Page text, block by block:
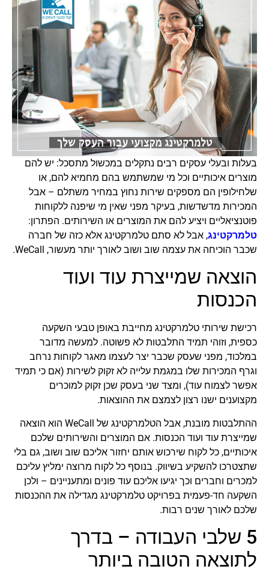
בעלות ובעלי עסקים רבים נתקלים במכשול מתסכל: יש להם
מוצרים איכותיים וכל מי שמשתמש בהם מחמיא להם, או
שלחילופין הם מספקים שירות נחוץ במחיר משתלם – אבל
המכירות מדשדשות, בעיקר מפני שאין מי שיפנה ללקוחות
פוטנציאליים ויציע להם את המוצרים או השירותים. הפתרון:
טלמרקטינג, אבל לא סתם טלמרקטינג אלא כזה של חברה
שכבר הוכיחה את עצמה שוב ושוב לאורך יותר מעשור, WeCall.
הוצאה שמייצרת עוד ועוד
הכנסות
רכישת שירותי טלמרקטינג מחייבת באופן טבעי השקעה
כספית, וזוהי תמיד התלבטות לא פשוטה. למעשה מדובר
במלכוד, מפני שעסק שכבר יצר לעצמו מאגר לקוחות נרחב
וגרף המכירות שלו במגמת עלייה לא זקוק לשירות (אם כי תמיד
אפשר לצמוח עוד), ומצד שני בעסק שכן זקוק למוכרים
מקצוענים ישנו רצון לצמצם את ההוצאות.
ההתלבטות מובנת, אבל הטלמרקטינג של WeCall הוא הוצאה
שמייצרת עוד ועוד הכנסות. אם המוצרים והשירותים שלכם
איכותיים, כל לקוח שירכוש אותם יחזור אליכם שוב ושוב, גם בלי
שתצטרכו להשקיע בשיווק. בנוסף כל לקוח מרוצה ימליץ עליכם
למכרים וחברים וכך יגיעו אליכם עוד פונים ומתעניינים – ולכן
השקעה חד-פעמית בפרויקט טלמרקטינג מגדילה את ההכנסות
שלכם לאורך שנים רבות.
5 שלבי העבודה – בדרך
לתוצאה הטובה ביותר